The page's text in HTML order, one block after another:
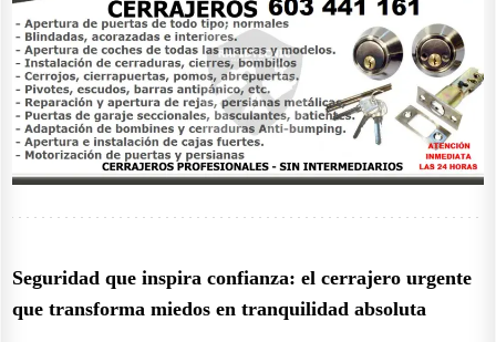
Seguridad que inspira confianza: el cerrajero urgente
que transforma miedos en tranquilidad absoluta